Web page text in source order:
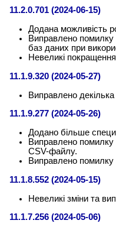
11.2.0.701 (2024-06-15)
Додана можливість
Виправлено помилку
баз даних при
Невеликі
11.1.9.320 (2024-05-27)
Виправлено
11.1.9.277 (2024-05-26)
Додано більше
Виправлено помилку
CSV-файлу.
Виправлено помилку
11.1.8.552 (2024-05-15)
Невеликі зміни та
11.1.7.256 (2024-05-06)